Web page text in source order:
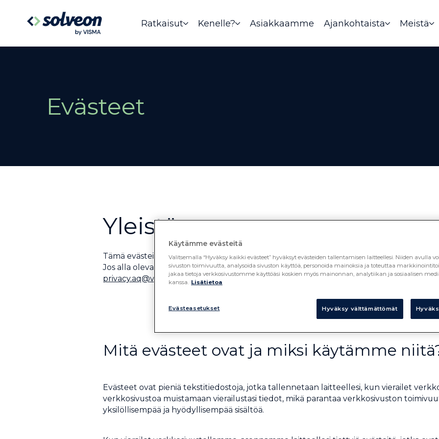
Ratkaisut Kenelle? Asiakkaamme Ajankohtaista Meistä
Evästeet
Yleistä
Tämä evästeilmoitus kuvaa Visma Aquilan ("me", "meidän") evästeiden käyttöä, kun
Jos alla olevat tiedot eivät vastaa kaikkiin kysymyksiisi evästeiden käytöstä, ota meihin
privacy.aq@visma.com.
Evästeasetukset
Mitä evästeet ovat ja miksi käytämme
Evästeet ovat pieniä tekstitiedostoja, jotka tallennetaan laitteellesi, kun vierailet
verkkosivustoa muistamaan vierailustasi tiedot, mikä parantaa verkkosivuston
yksilöllisempää ja hyödyllisempää sisältöä.
Käytämme evästeitä
Valitsemalla “Hyväksy kaikki evästeet” hyväksyt evästeiden tallentamisen laitteellesi. Niiden avulla
sivuston toimivuutta, analysoida sivuston käyttöä, personoida mainoksia ja toteuttaa
jakaa tietoja verkkosivustomme käyttöäsi koskien myös mainonnan, analytiikan ja sosiaalisen
kanssa. Lisätietoa
Evästeasetukset Hyväksy välttämättömät